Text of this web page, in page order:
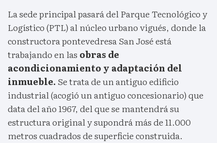
La sede principal pasará del Parque Tecnológico y
Logístico (PTL) al núcleo urbano vigués, donde la
constructora pontevedresa San José está
trabajando en las obras de
acondicionamiento y adaptación del
inmueble. Se trata de un antiguo edificio
industrial (acogió un antiguo concesionario) que
data del año 1967, del que se mantendrá su
estructura original y supondrá más de 11.000
metros cuadrados de superficie construida.